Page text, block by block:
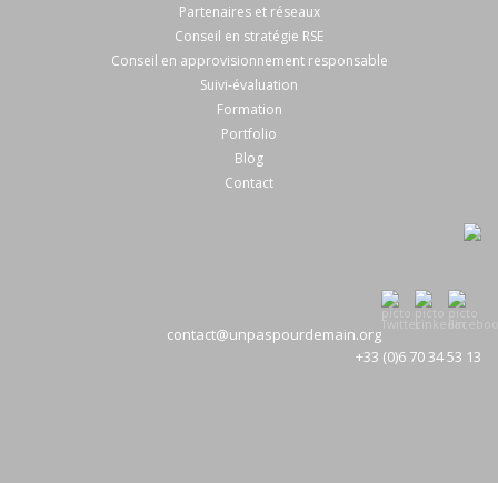
Partenaires et réseaux
Conseil en stratégie RSE
Conseil en approvisionnement responsable
Suivi-évaluation
Formation
Portfolio
Blog
Contact
contact@unpaspourdemain.org
+33 (0)6 70 34 53 13